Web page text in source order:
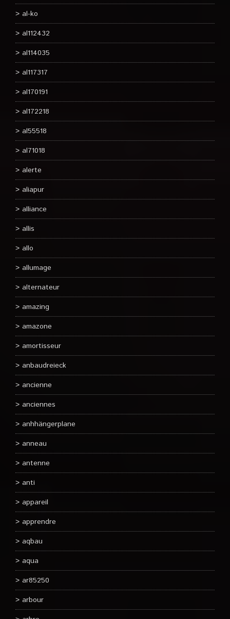
al-ko
al112432
al114035
al117317
al170191
al172218
al55518
al71018
alerte
aliapur
alliance
allis
allo
allumage
alternateur
amazing
amazone
amortisseur
anbaudreieck
ancienne
anciennes
anhhängerplane
anneau
antenne
anti
appareil
apprendre
aqbau
aqua
ar85250
arbour